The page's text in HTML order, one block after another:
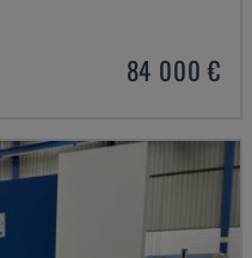
84 000 €